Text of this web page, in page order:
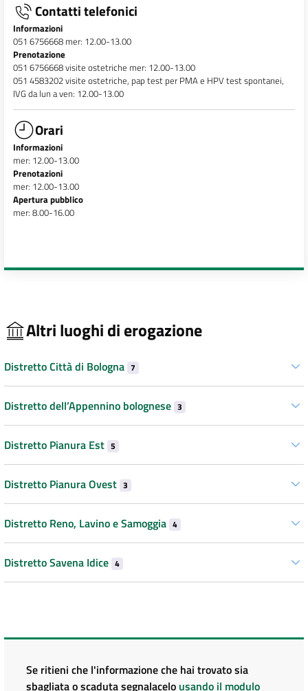
Contatti telefonici
Informazioni
051 6756668 mer: 12.00-13.00
Prenotazione
051 6756668 visite ostetriche mer: 12.00-13.00
051 4583202 visite ostetriche, pap test per PMA e HPV test spontanei,
IVG da lun a ven: 12.00-13.00
Orari
Informazioni
mer: 12.00-13.00
Prenotazioni
mer: 12.00-13.00
Apertura pubblico
mer: 8.00-16.00
Altri luoghi di erogazione
Distretto Città di Bologna 7
Distretto dell’Appennino bolognese 3
Distretto Pianura Est 5
Distretto Pianura Ovest 3
Distretto Reno, Lavino e Samoggia 4
Distretto Savena Idice 4
Se ritieni che l'informazione che hai trovato sia
sbagliata o scaduta segnalacelo usando il modulo